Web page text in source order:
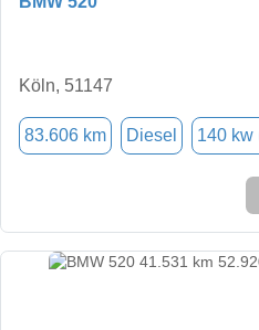
Köln, 51147
83.606 km Diesel 140 kw